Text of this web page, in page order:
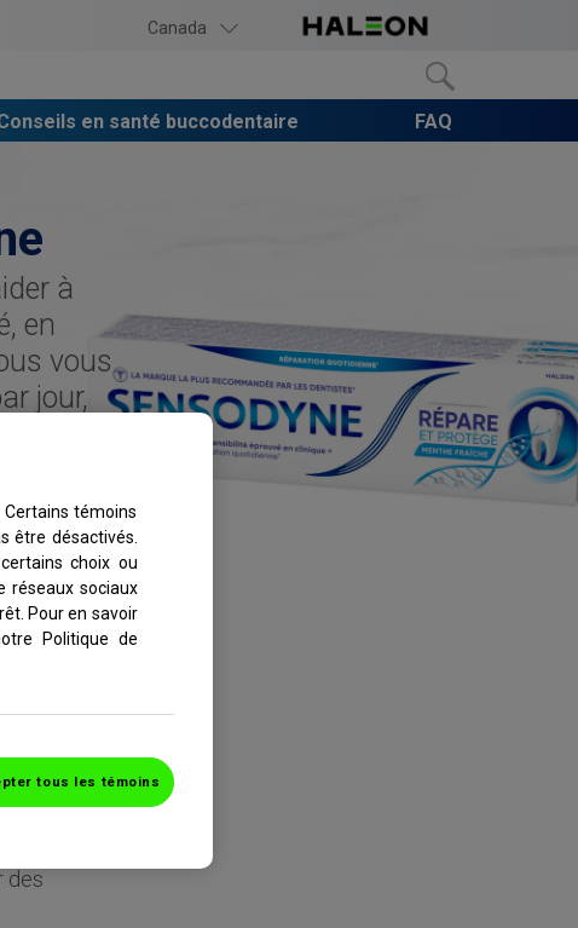
Canada
en santé buccodentaire FAQ
à
en
vous
jour,
des
témoins
être désactivés.
choix ou
réseaux sociaux
Pour en savoir
Politique de
tous les témoins